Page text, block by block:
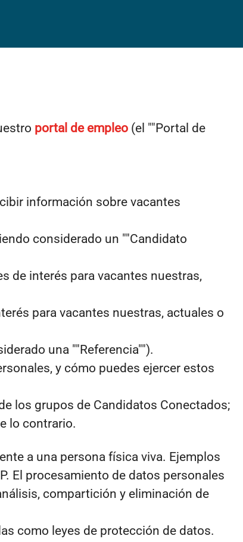
portal de empleo (el ""Portal de
información sobre vacantes
considerado un ""Candidato
de interés para vacantes nuestras,
para vacantes nuestras, actuales o
una ""Referencia"").
y cómo puedes ejercer estos
los grupos de Candidatos Conectados;
lo contrario.
a una persona física viva. Ejemplos
El procesamiento de datos personales
compartición y eliminación de
como leyes de protección de datos.